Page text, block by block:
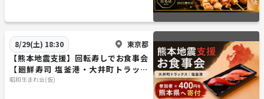
8/29(土) 18:30 東京都
【熊本地震支援】回転寿しでお食事会
【廻鮮寿司 塩釜港・大井町トラック
ス】
昭和生まれ会(仮)